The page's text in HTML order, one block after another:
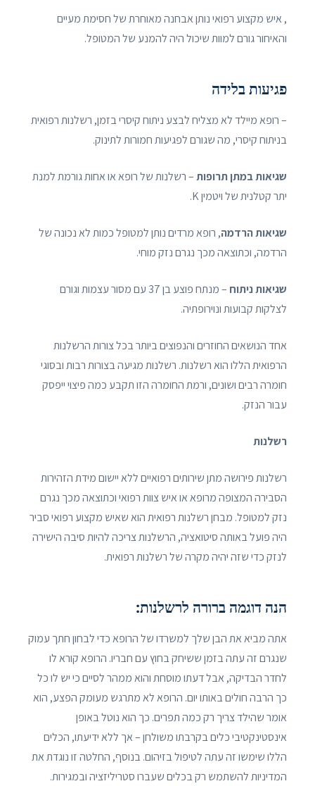
, איש מקצוע רפואי נותן אבחנה מאוחרת של חסימת מעיים
והאיחור גורם למוות שיכול היה להמנע של המטופל.
פגיעות בלידה
– רופא מיילד לא מצליח לבצע ניתוח קיסרי בזמן, רשלנות רפואית
בניתוח קיסרי, מה שגורם לפגיעות חמורות לתינוק.
שגיאות במתן תרופות– רשלנות של רופא או אחות גורמת למנת
יתר קטלנית של ויטמין K.
שגיאות הרדמה, רופא מרדים נותן למטופל כמות לא נכונה של
הרדמה, וכתוצאה מכך נגרם נזק מוחי.
שגיאות ניתוח
– מנתח פוצע בן 37 ​​עם מסור עצמות וגורם
לצלקות קבועות ונוירופתיה.
אחד הנושאים החוזרים והנפוצים ביותר בכל צורות הרשלנות
הרפואית הללו הוא רשלנות. רשלנות מגיעה בצורות רבות ובסוגי
חומרה רבים ושונים, ורמת החומרה הזו תקבע כמה פיצוי ייפסק
עבור הנזק.
רשלנות
רשלנות פירושה מתן שירותים רפואיים ללא יישום מידת הזהירות
הסבירה המצופה מרופא או איש צוות רפואי וכתוצאה מכך נגרם
נזק למטופל. מבחן רשלנות רפואית הוא שאיש מקצוע רפואי סביר
היה פועל באותה סיטואציה, הרשלנות צריכה להיות סיבה הישירה
לנזק כדי שזה יהיה מקרה של רשלנות רפואית.
הנה דוגמה ברורה לרשלנות:
אתה מביא את הבן שלך למשרדו של הרופא כדי לבחון חתך עמוק
שנגרם זה עתה בזמן ששיחק בחוץ עם חבריו. הרופא קורא לו
לחדר הבדיקה, אבל דעתו מוסחת והוא ממהר לסיים כי יש לו כל
כך הרבה חולים באותו יום. הרופא לא מתרגש מעומק הפצע, הוא
אומר שהילד צריך רק כמה תפרים. כך הוא נוטל באופן
אינסטינקטיבי כלים בקרבתו משולחן – אך ללא ידיעתו, הכלים
הללו שימשו זה עתה לטיפול בזיהום. בנוסף, החלטה זו נוגדת את
המדיניות להשתמש רק בכלים שעברו סטריליזציה ובמגירות.